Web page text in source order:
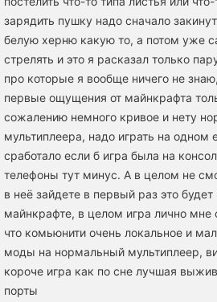
зарядить пушку надо сначало
белую херню какую то, а потом уже
стрелять и это я расказал только
про которые я вообще ничего не
первые ощущения от майнкрафта
сожалению немного кривое и нету
мультиплеера, надо играть на одном
сработало если б игра была на
телефоны тут минус. А в целом не
в неё зайдете в первый раз это
майнкрафте, в целом игра лично мне
что комьюнити очень локальное и
моды на нормальный мультиплеер,
короче игра как по сне лучшая
порты